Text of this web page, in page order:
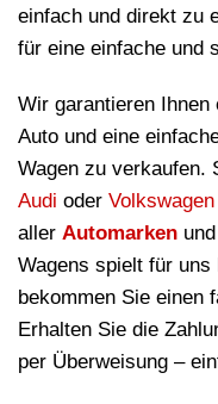
einfach und direkt zu
für eine einfache und
Wir garantieren
Auto und eine
Wagen zu verkaufen.
Audi oder Volkswagen
aller Automarken
Wagens spielt für uns
bekommen Sie einen
Erhalten Sie die
per Überweisung –